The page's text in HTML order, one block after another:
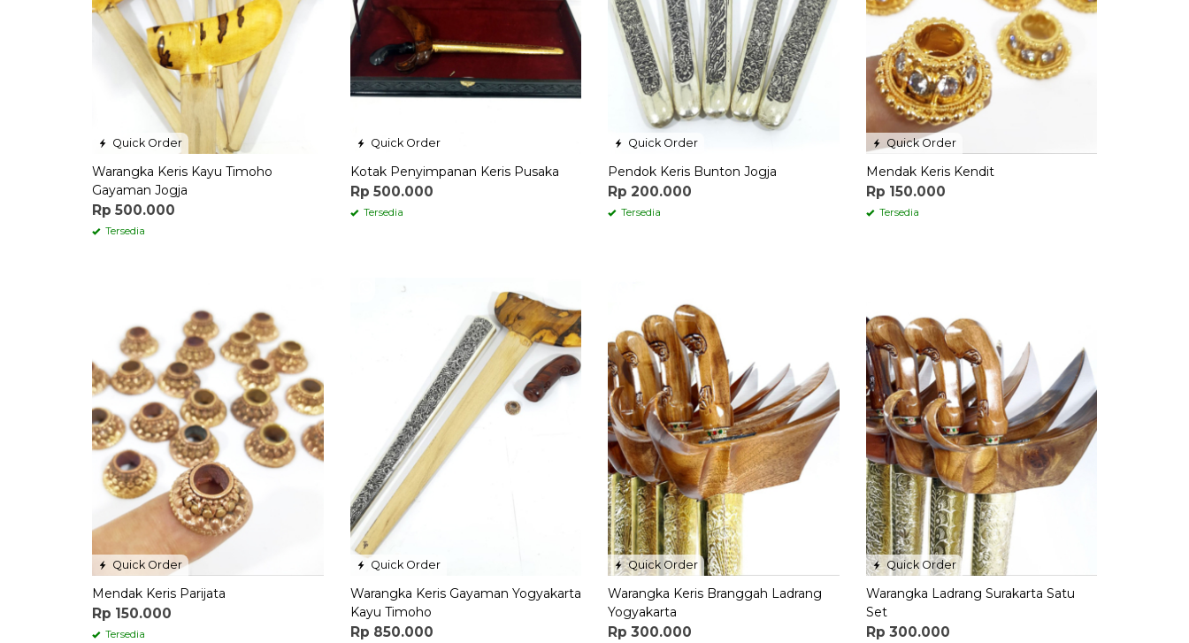
Quick Order
Warangka Keris Kayu Timoho
Gayaman Jogja
Rp 500.000
Tersedia
Quick Order
Kotak Penyimpanan Keris Pusaka
Rp 500.000
Tersedia
Quick Order
Pendok Keris Bunton Jogja
Rp 200.000
Tersedia
Quick Order
Mendak Keris Kendit
Rp 150.000
Tersedia
Quick Order
Mendak Keris Parijata
Rp 150.000
Tersedia
Quick Order
Warangka Keris Gayaman Yogyakarta
Kayu Timoho
Rp 850.000
Quick Order
Warangka Keris Branggah Ladrang
Yogyakarta
Rp 300.000
Quick Order
Warangka Ladrang Surakarta Satu
Set
Rp 300.000